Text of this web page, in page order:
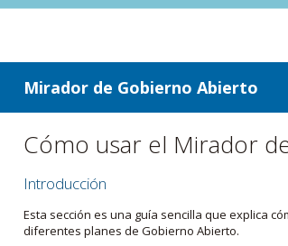
ir a contenido
ir al menú
Mirador de Gobierno Abierto
Cómo usar el Mirador
Introducción
Esta sección es una guía sencilla que explica
diferentes planes de Gobierno Abierto.